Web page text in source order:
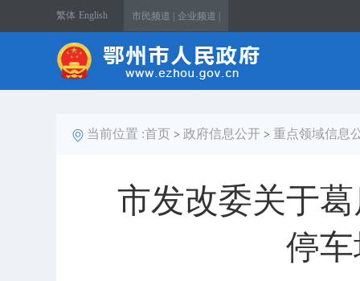
繁体 English 市民频道 | 企业频道 |
当前位置 :首页 > 政府信息公开 > 重点领域信息
市发改委关于
停